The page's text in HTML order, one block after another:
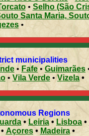
• Selho (São
Santa Maria,
•
municipalities
• Fafe • Guimarães
• Vila Verde •Vizela •
Autonomous Regions
•Leiria • Lisboa •
• Açores • Madeira •